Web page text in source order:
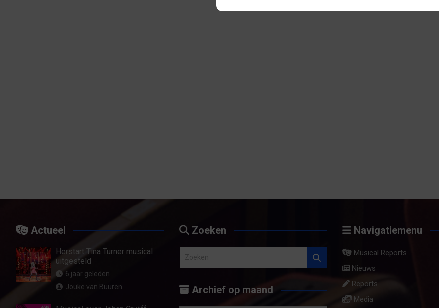
Actueel
Herstart Tina Turner musical
uitgesteld
6 jaar geleden
Jouke van Buuren
Zoeken
k
Archief op maand
Navigatiemenu
Musical Reports
Nieuws
Reports
Media